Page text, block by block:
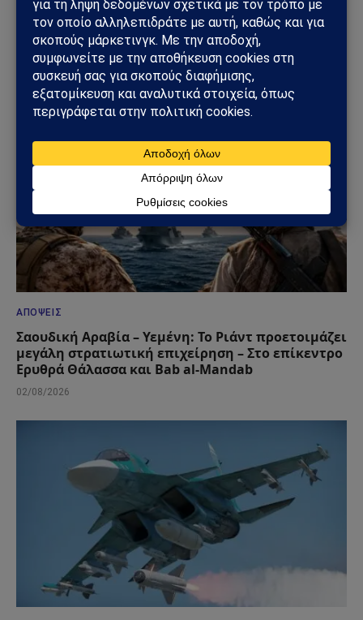
που επηρεάζουν την Ελλάδα και τον ευρύτερο ελληνισμό.
ΔΕΙΤΕ ΕΠΙΣΗΣ →
ΑΠΌΨΕΙΣ
Σαουδική Αραβία – Υεμένη: Το Ριάντ προετοιμάζει
μεγάλη στρατιωτική επιχείρηση – Στο επίκεντρο
Ερυθρά Θάλασσα και Bab al-Mandab
02/08/2026